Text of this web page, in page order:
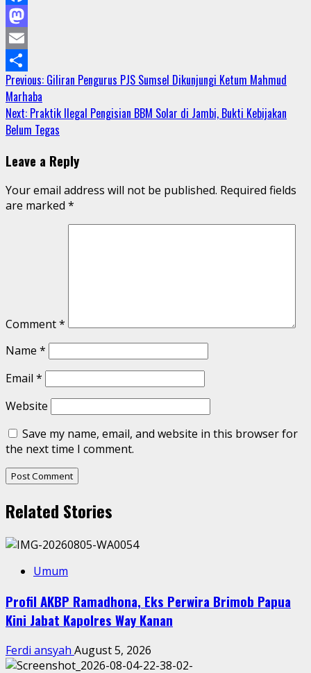
Facebook
Mastodon
Email
Share
Continue
Reading
Previous: Giliran Pengurus PJS Sumsel Dikunjungi Ketum Mahmud
Marhaba
Next: Praktik Ilegal Pengisian BBM Solar di Jambi, Bukti Kebijakan
Belum Tegas
Leave a Reply
Your email address will not be published. Required fields
are marked *
Comment*
Name *
Email *
Website
Save my name, email, and website in this browser for
the next time I comment.
Related Stories
Umum
Profil AKBP Ramadhona, Eks Perwira Brimob Papua
Kini Jabat Kapolres Way Kanan
Ferdi ansyah August 5, 2026